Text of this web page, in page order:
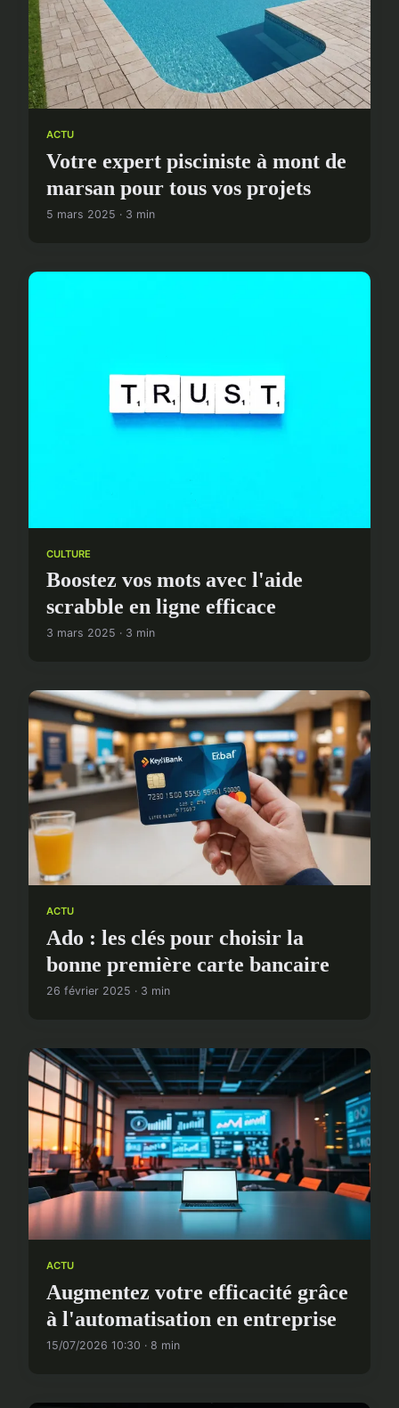
ACTU
Votre expert pisciniste à mont de
marsan pour tous vos projets
5 mars 2025 · 3 min
CULTURE
Boostez vos mots avec l'aide
scrabble en ligne efficace
3 mars 2025 · 3 min
ACTU
Ado : les clés pour choisir la
bonne première carte bancaire
26 février 2025 · 3 min
ACTU
Augmentez votre efficacité grâce
à l'automatisation en entreprise
15/07/2026 10:30 · 8 min